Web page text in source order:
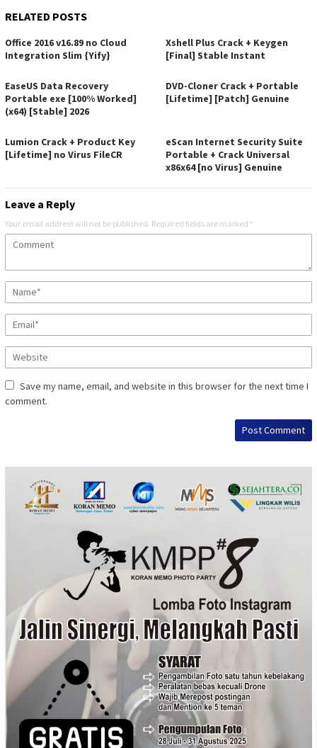
RELATED POSTS
Office 2016 v16.89 no Cloud
Integration Slim {Yify}
Xshell Plus Crack + Keygen
[Final] Stable Instant
EaseUS Data Recovery
Portable exe [100% Worked]
(x64) [Stable] 2026
DVD-Cloner Crack + Portable
[Lifetime] [Patch] Genuine
Lumion Crack + Product Key
[Lifetime] no Virus FileCR
eScan Internet Security Suite
Portable + Crack Universal
x86x64 [no Virus] Genuine
Leave a Reply
Your email address will not be published. Required fields are marked *
Save my name, email, and website in this browser for the next time I
comment.